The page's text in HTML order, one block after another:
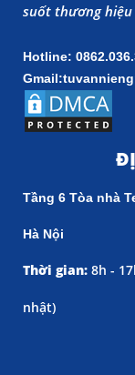
suốt thương hiệu
Hotline:
Tầng 6 Tòa nhà
Hà Nội
Thời gian: 8h -
nhật)